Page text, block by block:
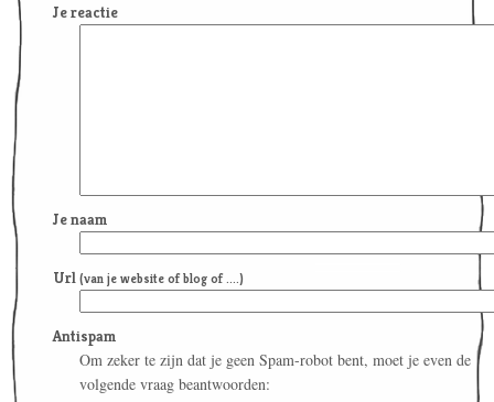
Je reactie
Je naam
Url (van je website of blog of ....)
Antispam
Om zeker te zijn dat je geen Spam-robot bent, moet je even de
volgende vraag beantwoorden: